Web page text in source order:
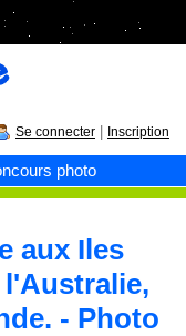
photo
Se connecter Inscription
aux Iles
- Photo